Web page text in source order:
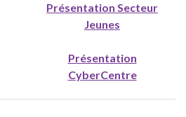
Présentation Secteur
Jeunes
Présentation
CyberCentre